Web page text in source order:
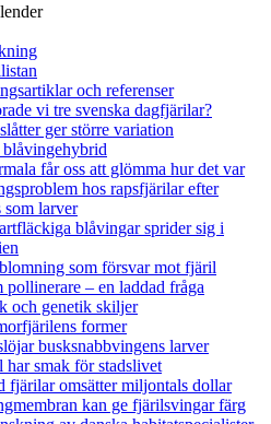
och referenser
vi tre svenska dagfjärilar?
ger större variation
får oss att glömma hur det var
hos rapsfjärilar efter
som larver
blåvingar sprider sig i
som försvar mot fjäril
pollinerare – en laddad fråga
och genetik skiljer
former
busksnabbvingens larver
smak för stadslivet
fjärilar omsätter miljontals dollar
kan ge fjärilsvingar färg